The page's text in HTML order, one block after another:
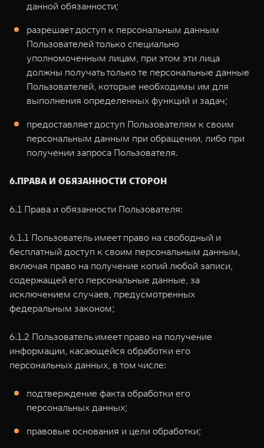
данной обязанности;
разрешает доступ к персональным данным
Пользователей только специально
уполномоченным лицам, при этом эти лица
должны получать только те персональные данные
Пользователей, которые необходимы им для
выполнения определенных функций и задач;
предоставляет доступ Пользователям к своим
персональным данным при обращении, либо при
получении запроса Пользователя.
6.ПРАВА И ОБЯЗАННОСТИ СТОРОН
6.1 Права и обязанности Пользователя:
6.1.1 Пользователь имеет право на свободный и
бесплатный доступ к своим персональным данным,
включая право на получение копий любой записи,
содержащей его персональные данные, за
исключением случаев, предусмотренных
федеральным законом;
6.1.2 Пользователь имеет право на получение
информации, касающейся обработки его
персональных данных, в том числе:
подтверждение факта обработки его
персональных данных;
правовые основания и цели обработки;